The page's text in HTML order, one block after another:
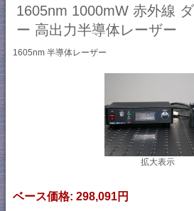
1605nm 1000mW 赤外線
ー 高出力半導体レーザー
1605nm 半導体レーザー
拡大表示
ベース価格: 298,091円